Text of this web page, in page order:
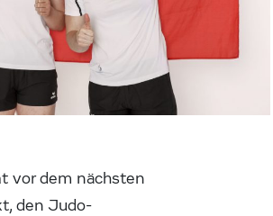
vor dem nächsten
den Judo-